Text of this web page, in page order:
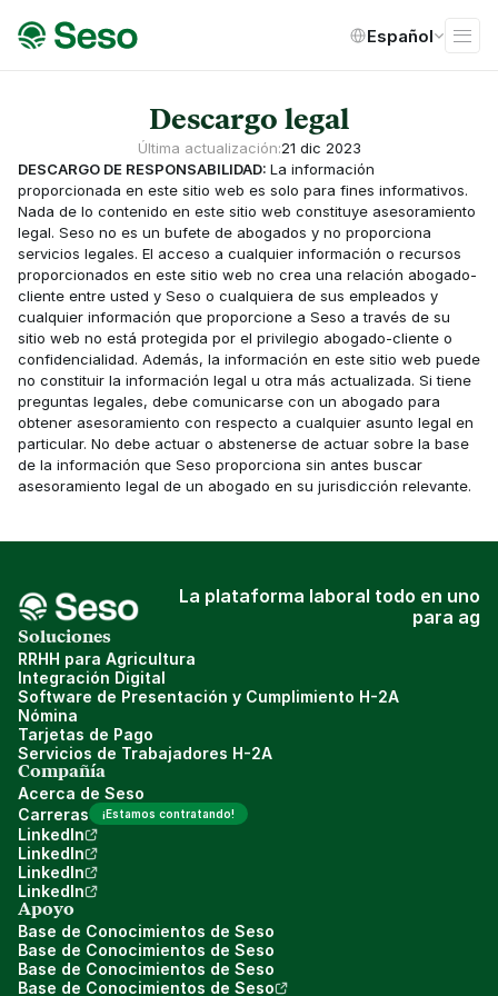
Español
Descargo legal
Última actualización:21 dic 2023
DESCARGO DE RESPONSABILIDAD: La información
proporcionada en este sitio web es solo para fines informativos.
Nada de lo contenido en este sitio web constituye asesoramiento
legal. Seso no es un bufete de abogados y no proporciona
servicios legales. El acceso a cualquier información o recursos
proporcionados en este sitio web no crea una relación abogado-
cliente entre usted y Seso o cualquiera de sus empleados y
cualquier información que proporcione a Seso a través de su
sitio web no está protegida por el privilegio abogado-cliente o
confidencialidad. Además, la información en este sitio web puede
no constituir la información legal u otra más actualizada. Si tiene
preguntas legales, debe comunicarse con un abogado para
obtener asesoramiento con respecto a cualquier asunto legal en
particular. No debe actuar o abstenerse de actuar sobre la base
de la información que Seso proporciona sin antes buscar
asesoramiento legal de un abogado en su jurisdicción relevante.
La plataforma laboral todo en uno
para ag
Soluciones
RRHH para Agricultura
Integración Digital
Software de Presentación y Cumplimiento H-2A
Nómina
Tarjetas de Pago
Servicios de Trabajadores H-2A
Compañía
Acerca de Seso
Carreras
¡Estamos contratando!
LinkedIn
LinkedIn
LinkedIn
LinkedIn
Apoyo
Base de Conocimientos de Seso
Base de Conocimientos de Seso
Base de Conocimientos de Seso
Base de Conocimientos de Seso